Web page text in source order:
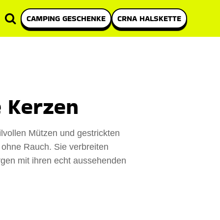
CAMPING GESCHENKE CRNA HALSKETTE
Kerzen
Mützen und gestrickten
Rauch. Sie verbreiten
mit ihren echt aussehenden